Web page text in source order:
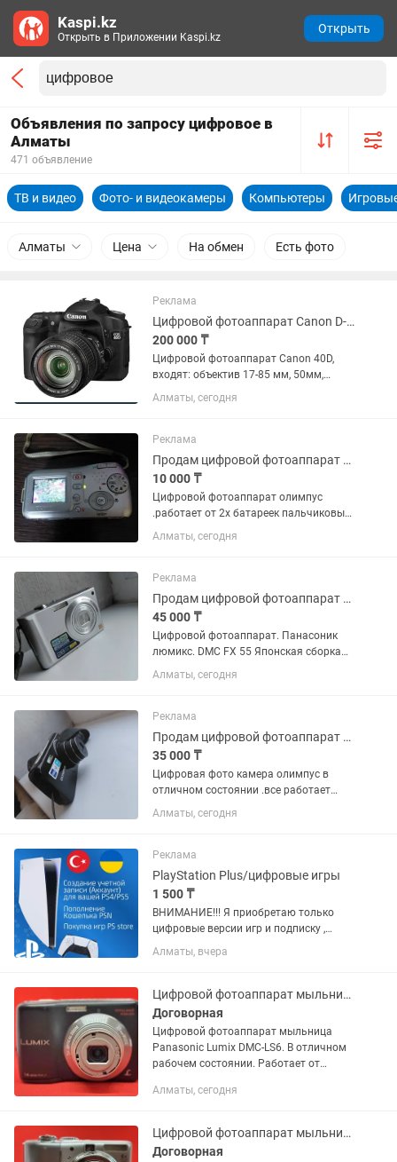
Объявления по запросу цифровое в
Алматы
471 объявление
ТВ и видео Фото- и видеокамеры Компьютеры
Алматы Цена На обмен Есть фото
Реклама
Цифровой фотоаппарат Canon D-40 в комплекте
200 000 ₸
Цифровой фотоаппарат Canon 40D,
входят: объектив 17-85 мм, 50мм,
батарея, вспышка, фильтра, зарядка,
рюкзак. Состояние отличное.
Алматы, сегодня
Реклама
Продам цифровой фотоаппарат олимпус С180
10 000 ₸
Цифровой фотоаппарат олимпус
.работает от 2х батареек пальчиковых
или аккумуляторов . Все работает
хорошо . Флешки нет . Фотки
шнур .примеры фото есть в
объявлении....
Алматы, сегодня
Реклама
Продам цифровой фотоаппарат Panasonic
45 000 ₸
Цифровой фотоаппарат. Панасоник
люмикс. DMC FX 55 Японская сборка
.отличное новое состояние все в
оригинале .коробка. документы
Талдыкоргане .почта Такси.самовывоз.
Алматы, сегодня
Реклама
Продам цифровой фотоаппарат олимпус
35 000 ₸
Цифровая фото камера олимпус в
отличном состоянии .все работает
.чехол . в комплекте .находиться в
Талдыкоргане .почта такси.самовывоз
работает .фото видео...
Алматы, сегодня
Реклама
PlayStation Plus/цифровые игры
1 500 ₸
ВНИМАНИЕ!!! Я приобретаю только
цифровые версии игр и подписку ,
никаких дисков у меня нет, диски я не
продаю. В мои услуги входит: Создание
Турция и Украина для...
Алматы, вчера
Цифровой фотоаппарат мыльница Panasonic Lumix DMC-LS6
Договорная
Цифровой фотоаппарат мыльница
Panasonic Lumix DMC-LS6. В отличном
рабочем состоянии. Работает от
Алматы, сегодня
Цифровой фотоаппарат мыльница Canon PowerShot A1100IS
Договорная
Kaspi.kz
Открыть в Приложении Kaspi.kz
Открыть